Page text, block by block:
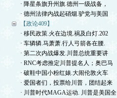
· 降星条旗升州旗.德州一级战备，
· 德州法律内战起硝烟.驴党与美国
【政论409】
· 移民政策.火在边境.祸及白灯.202
· 车辚辚.马萧萧.行人弓箭各在腰.
· 第二次内战爆发.川普总统重要讲
· RNC考虑推定川普提名人；奥巴马
· 破鞋中国小粉红婊.大闹伦敦火车
· 爱国者们，投票给川普，团结起来
· 川普时代MAGA运动. 川普是美国全